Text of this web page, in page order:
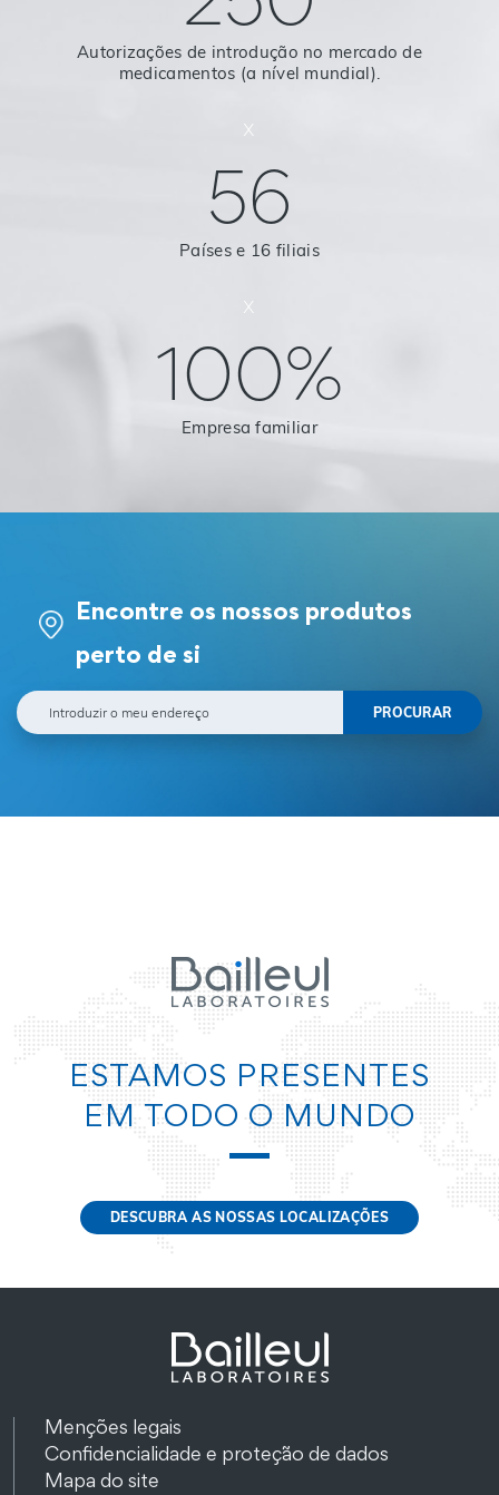
Autorizações de introdução no mercado de
medicamentos (a nível mundial).
x
56
Países e 16 filiais
x
100%
Empresa familiar
Encontre os nossos produtos
perto de si
ESTAMOS PRESENTES
EM TODO O MUNDO
DESCUBRA AS NOSSAS LOCALIZAÇÕES
Menções legais
Confidencialidade e proteção de dados
Mapa do site